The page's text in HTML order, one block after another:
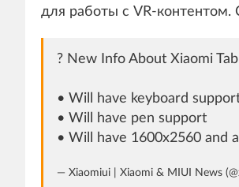
для работы с VR-контентом.
? New Info About Xiaomi
• Will have keyboard
• Will have pen support
• Will have 1600x2560 and
— Xiaomiui | Xiaomi & MIUI News